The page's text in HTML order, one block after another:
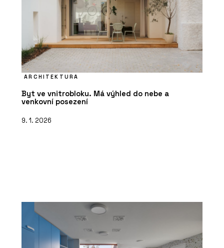
ARCHITEKTURA
Byt ve vnitrobloku. Má výhled do nebe a
venkovní posezení
9. 1. 2026